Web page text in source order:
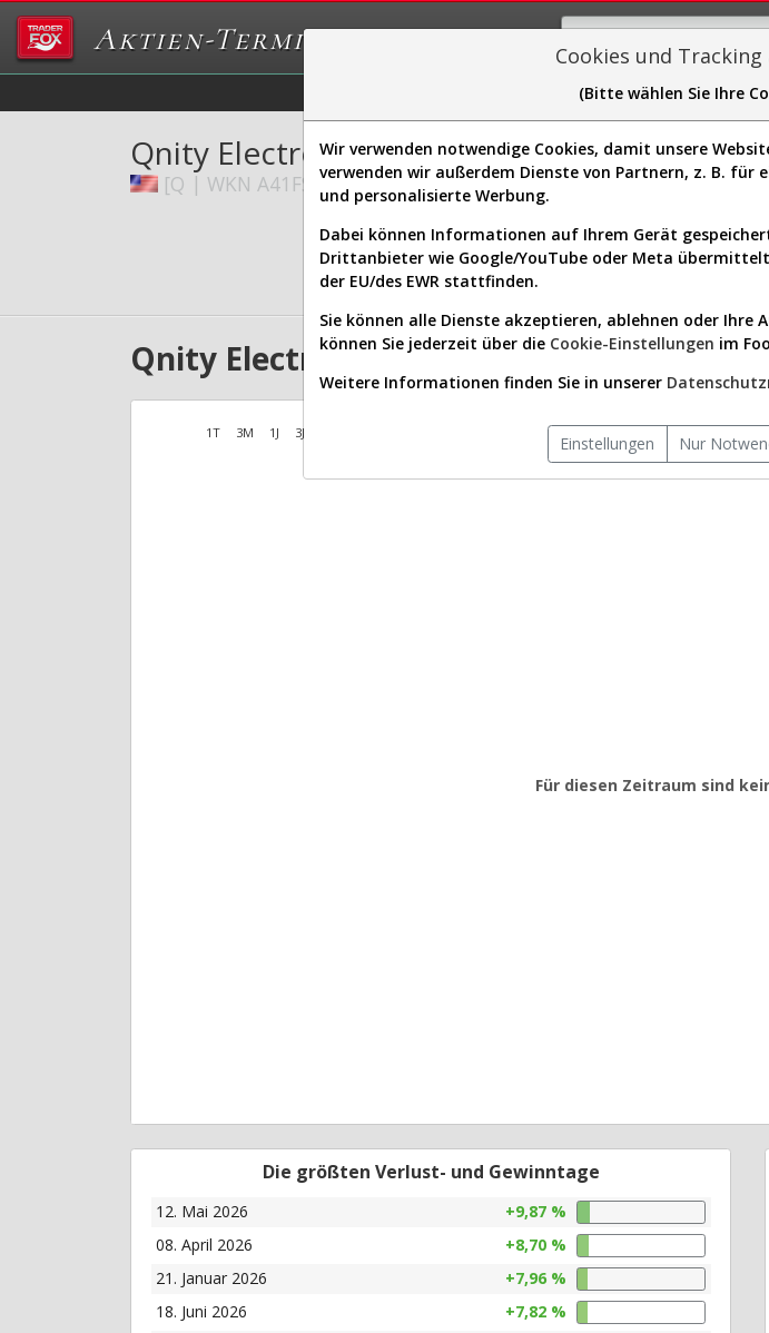
Aktien-Terminal
Sector-Spider
Qnity Electronics Inc.
[Q | WKN A41FSG | ISIN US74743L1008]
Website:
Sektor:
Börsenwert:
Anzahl
Qnity Electronics Aktien Verlauf seit
1T 3M 1J 3J
Für diesen Zeitraum sind
Die größten Verlust- und Gewinntage
12. Mai 2026
+9,87 %
08. April 2026
+8,70 %
21. Januar 2026
+7,96 %
18. Juni 2026
+7,82 %
Cookies und
(Bitte wählen Sie Ihre
Wir verwenden notwendige Cookies, damit unsere
verwenden wir außerdem Dienste von Partnern, z. B. für
und personalisierte Werbung.
Dabei können Informationen auf Ihrem Gerät
Drittanbieter wie Google/YouTube oder Meta
der EU/des EWR stattfinden.
Sie können alle Dienste akzeptieren, ablehnen oder Ihre
können Sie jederzeit über die Cookie-Einstellungen im
Weitere Informationen finden Sie in unserer
Einstellungen Nur